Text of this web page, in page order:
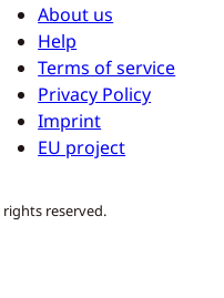
About us
Help
Terms of service
Privacy Policy
Imprint
EU project
reserved.